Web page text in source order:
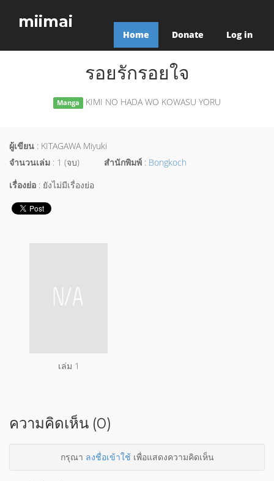
miimai
Home Donate Log in
รอยรักรอยใจ
Manga KIMI NO HADA WO KOWASU YORU
ผู้เขียน : KITAGAWA Miyuki
จำนวนเล่ม : 1 (จบ) สำนักพิมพ์ : Bongkoch
เรื่องย่อ : ยังไม่มีเรื่องย่อ
เล่ม 1
ความคิดเห็น (0)
กรุณา ลงชื่อเข้าใช้เพื่อแสดงความคิดเห็น